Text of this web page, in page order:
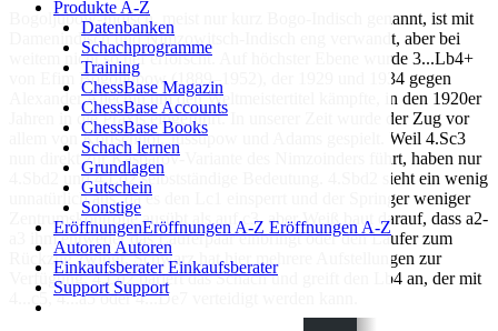
Produkte A-Z
Datenbanken
Schachprogramme
Training
ChessBase Magazin
ChessBase Accounts
ChessBase Books
Schach lernen
Grundlagen
Gutschein
Sonstige
EröffnungenEröffnungen A-Z Eröffnungen A-Z
Autoren Autoren
EinkaufsberaterEinkaufsberater
Support Support
Bogoljubow-Indisch, meist nur kurz Bogo-Indisch genannt, ist mit
Damenindisch und Nimzowitsch-Indisch eng verwandt, aber bei
weitem nicht so tief erforscht. Auf höchster Ebene wurde 3...Lb4+
von Efim Bogoljubow (1889–1952), der 1929 und 1934 gegen
Alexander Aljechin um den Weltmeistertitel kämpfte, in den 1920er
Jahren in die Praxis eingeführt. In unserer Zeit wurde der Zug vor
allem von Kortschnoj, Jussupow und Adams gespielt. Weil 4.Sc3
nun direkt zur Kasparov-Variante des Nimzoinders führt, haben nur
4.Sbd2 und 4.Ld2 selbstständige Bedeutung. 4.Sbd2 sieht ein wenig
unnatürlich aus, da es den Lc1 einsperrt und der Springer weniger
Zentrumskontrolle ausübt als auf c3, aber Weiß baut darauf, dass a2-
a3 ihm entweder das Läuferpaar einbringt oder den Läufer zum
Rückzug zwingt. Schwarz hat hier mehrere Aufstellungen zur
Verfügung. 4.Ld2 pariert das Schach und greift den Lb4 an, der mit
4...c5, 4...a5 oder 4...De7 verteidigt werden kann.